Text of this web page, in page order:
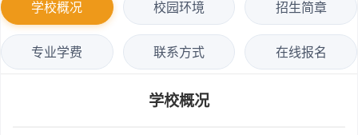
学校概况 校园环境 招生简章
专业学费 联系方式 在线报名
学校概况